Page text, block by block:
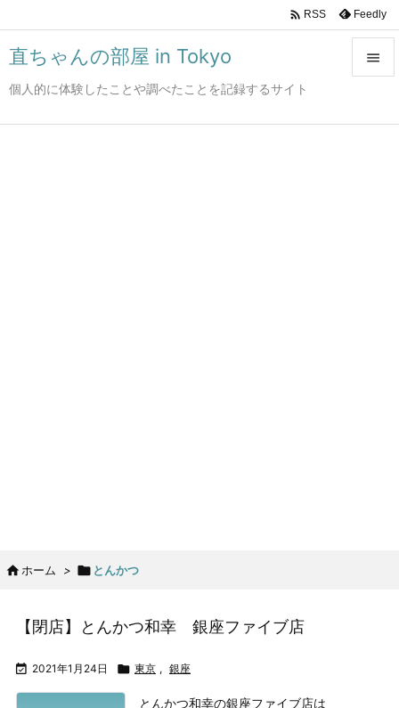
直ちゃんの部屋 in Tokyo
個人的に体験したことや調べたことを記録するサイト

 RSS Feedly
 ホーム >  とんかつ
【閉店】とんかつ和幸 銀座ファイブ店
 2021年1月24日  東京 , 銀座
とんかつ和幸の銀座ファイブ店は